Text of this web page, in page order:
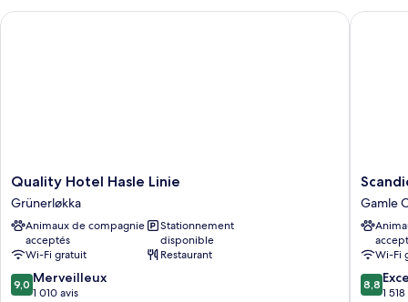
Quality
Hotel
Hasle
Linie
Grünerløkka
Quality Hotel Hasle Linie
Grünerløkka
Animaux de compagnie
acceptés
Stationnement
disponible
Wi-Fi gratuit
Restaurant
9.0
sur
9,0 Merveilleux
1 010 avis
Quality Hotel Hasle Linie
Scandic
Helsfyr
Gamle
Oslo
Gamle
Wi-Fi
8.8
sur
8,8
1
Scandic